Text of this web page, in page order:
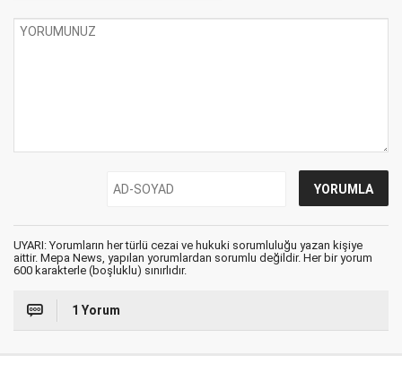
UYARI: Yorumların her türlü cezai ve hukuki sorumluluğu yazan kişiye
aittir. Mepa News, yapılan yorumlardan sorumlu değildir. Her bir yorum
600 karakterle (boşluklu) sınırlıdır.
1 Yorum